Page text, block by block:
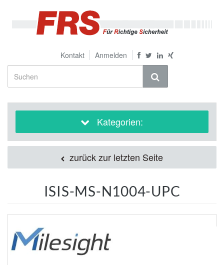
Kontakt Anmelden
Kategorien:
zurück zur letzten Seite
ISIS-MS-N1004-UPC